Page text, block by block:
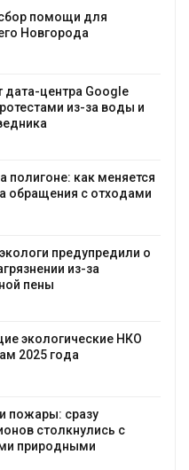
помощи для
центра Google
из-за воды и
как меняется
с отходами
предупредили о
из-за
пены
НКО
года
сразу
столкнулись с